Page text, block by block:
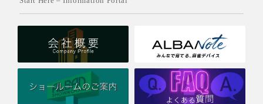
【お知らせ】米国ラスベガス開催「M.League x World
Riichi U.S. Tour」の公式卓に、弊社「スリムヴォイススコ
ア」が採用されました
平素は格別のご高配を賜り、厚く御礼申し上げます。
この度、2026年6月27日（土）・28日（日）にアメリカ・ラス
ベガスの「HyperX Arena」で開催される大規模麻雀トーナメ